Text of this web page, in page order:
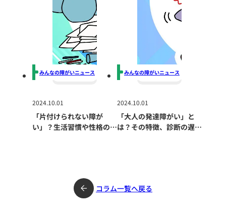
2024.10.01
「片付けられない障が
い」？生活習慣や性格の問
みんなの障がいニュース
2024.10.01
「大人の発達障がい」と
は？その特徴、診断の遅
みんなの障がいニュース
コラム一覧へ戻る